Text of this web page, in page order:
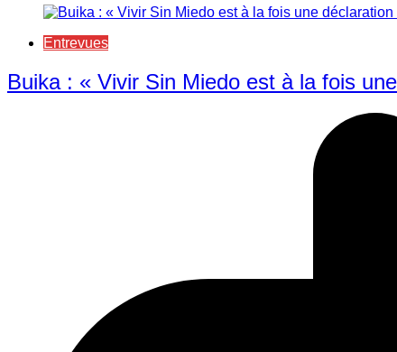
Entrevues
Buika : « Vivir Sin Miedo est à la fois